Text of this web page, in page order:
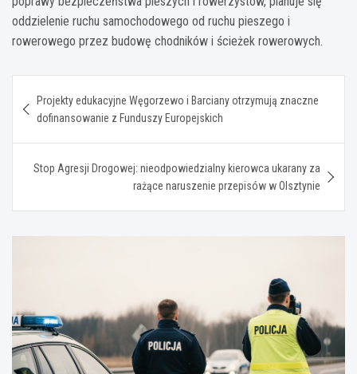
oddzielenie ruchu samochodowego od ruchu pieszego i
rowerowego przez budowę chodników i ścieżek rowerowych.
wpisu
Projekty edukacyjne Węgorzewo i Barciany otrzymują znaczne
dofinansowanie z Funduszy Europejskich
Stop Agresji Drogowej: nieodpowiedzialny kierowca ukarany za
rażące naruszenie przepisów w Olsztynie